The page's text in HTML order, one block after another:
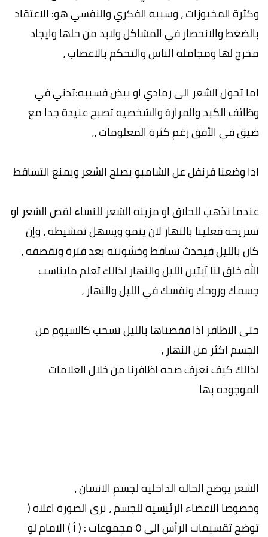
وكثرة المخبوزات ، وسببه الفكري والنفسي هو: الاعتقاد
بالضغط والانحصار في المشاكل ولابد من حلها وايجاد
مخرج لها ومجامله الناس والتحكم بالاعصاب ،
اما تحول الشعر الى رمادي او بيض فسببه:تدني في
وظائف الكبد والمرارة والشخصيه تصبح عنيدة جدا مع
ضيق في الأفق رغم كثرة المعلومات ،،
اذا وضعنا قرنفل عل الشامبو يصلح الشعر ويمنع التساقط
عندما نذهب للحلاق او مزينه الشعر للنساء لقص الشعر او
تسريحه فعلينا بالنهار لان ينمو ويسهل تمشيطه ، وإن
كان بالليل فيحدث تساقط وخشونته بعد فترة وتقصفه ،
الله خلق لنا آيتين الليل والنهار لذالك تعلم مايناسب
جسمك وروحك ونفسك في الليل والنهار ،
حتى الاظافر اذا ققصناها بالليل تسحب كالسيوم من
الجسم اكثر من النهار ،
لذالك كيف نعرف صحه اظافرنا من خلال العلامات
الموجوده بها
الشعر يوضح الحاله الداخليه لجسم الانسان ،
وخصوصا الاعضاء الرئيسيه للجسم ، نرى الصورة اعلاه (
توضح تقسيمات الرأس الى ٥ مجموعات : ( أ ) الامام لو